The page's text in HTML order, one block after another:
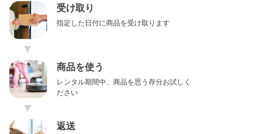
受け取り
指定した日付に商品を受け取ります
▼
商品を使う
レンタル期間中、商品を思う存分お試しく
ださい
▼
返送